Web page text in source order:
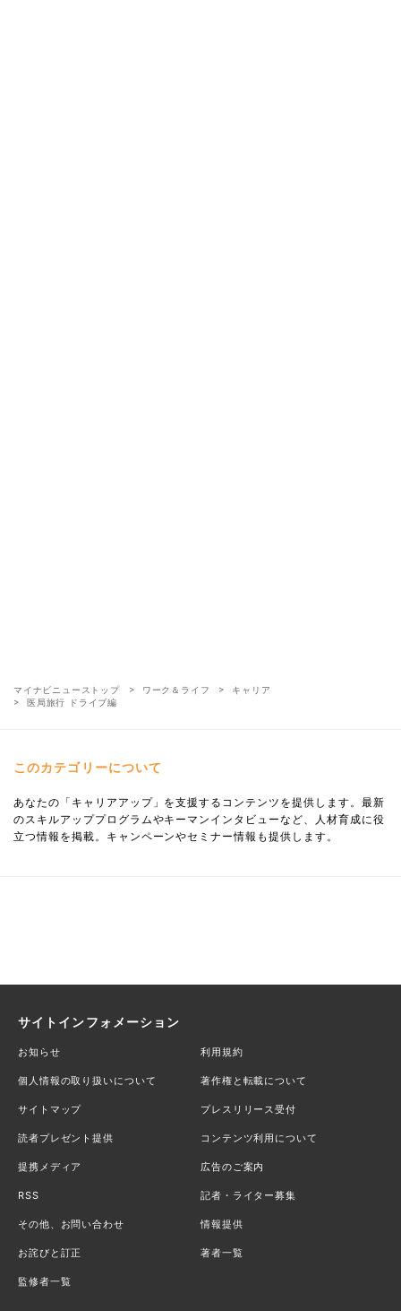
マイナビニューストップ ワーク＆ライフ
キャリア
医局旅行 ドライブ編
このカテゴリーについて
あなたの「キャリアアップ」を支援するコンテンツを提供します。最新
のスキルアッププログラムやキーマンインタビューなど、人材育成に役
立つ情報を掲載。キャンペーンやセミナー情報も提供します。
サイトインフォメーション
お知らせ 利用規約
個人情報の取り扱いについて 著作権と転載について
サイトマップ プレスリリース受付
読者プレゼント提供 コンテンツ利用について
提携メディア 広告のご案内
RSS 記者・ライター募集
その他、お問い合わせ 情報提供
お詫びと訂正 著者一覧
監修者一覧